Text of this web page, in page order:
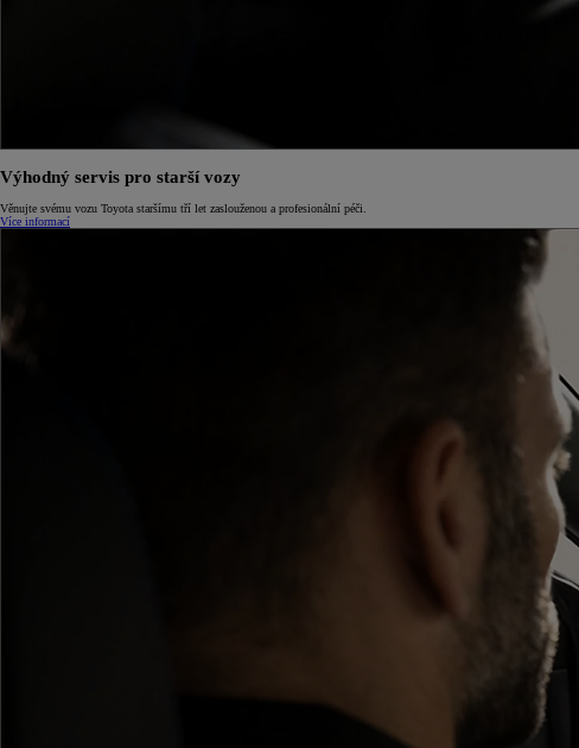
Výhodný servis pro starší vozy
Věnujte svému vozu Toyota staršímu tří let zaslouženou a profesionální péči.
Více informací